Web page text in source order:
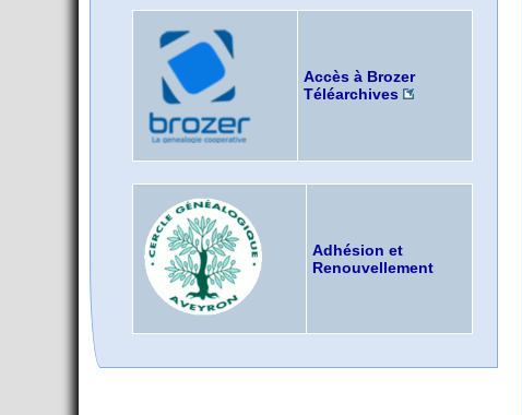
Accès à Brozer
Téléarchives
Adhésion et
Renouvellement